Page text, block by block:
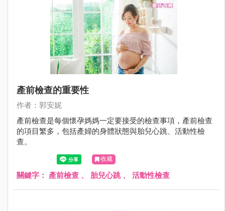
產前檢查的重要性
作者：郭安妮
產前檢查是每個懷孕媽媽一定要接受的檢查事項，產前檢查
的項目繁多，包括產婦的身體狀態與胎兒心跳、活動性檢
查。
收藏
關鍵字： 產前檢查 、 胎兒心跳、 活動性檢查